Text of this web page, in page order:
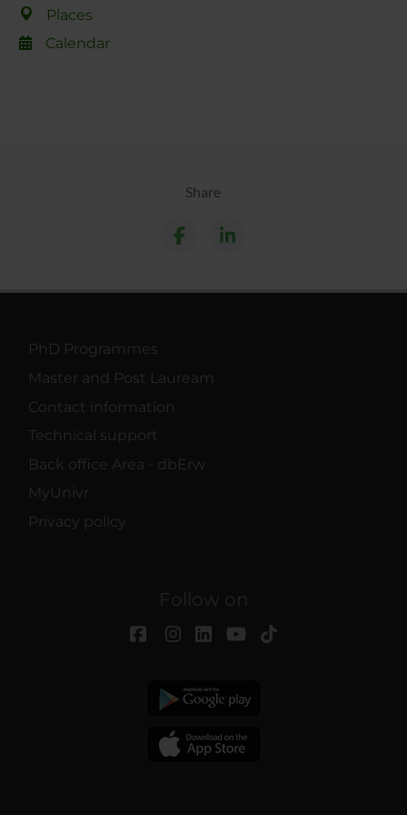
Places
Calendar
Share
PhD Programmes
Master and Post Lauream
Contact information
Technical support
Back office Area - dbErw
MyUnivr
Privacy policy
Follow on